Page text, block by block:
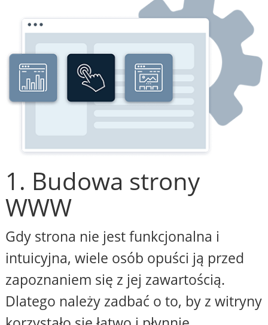
1. Budowa strony
WWW
Gdy strona nie jest funkcjonalna i
intuicyjna, wiele osób opuści ją przed
zapoznaniem się z jej zawartością.
Dlatego należy zadbać o to, by z witryny